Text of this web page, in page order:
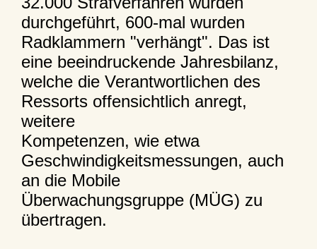
durchgeführt, 600-mal wurden
Radklammern "verhängt". Das ist
eine beeindruckende Jahresbilanz,
welche die Verantwortlichen des
Ressorts offensichtlich anregt,
weitere
Kompetenzen, wie etwa
Geschwindigkeitsmessungen, auch
an die Mobile
Überwachungsgruppe (MÜG) zu
übertragen.